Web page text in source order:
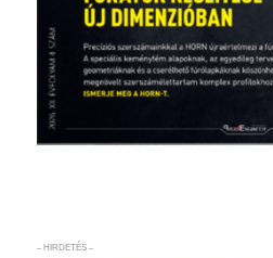
– HIRDETÉS –